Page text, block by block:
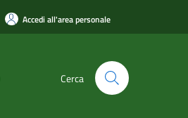
Accedi all'area personale
Cerca